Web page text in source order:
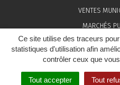
Ce site utilise des traceurs
statistiques d'utilisation afin
contrôler ceux que
Tout accepter Tout
VENTES
MARCHÉS
ESPACE